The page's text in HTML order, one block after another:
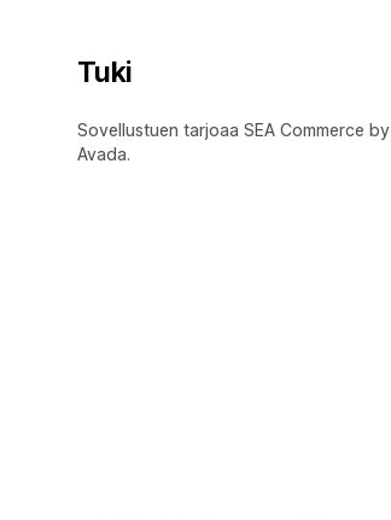
Tuki
Sovellustuen tarjoaa SEA Commerce by
Avada.